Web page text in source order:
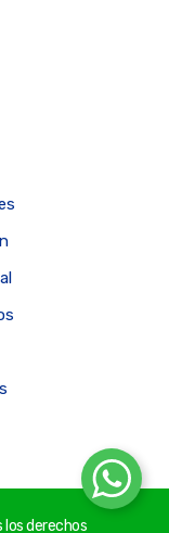
derechos